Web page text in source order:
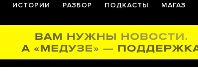
ИСТОРИИ РАЗБОР ПОДКАСТЫ МАГАЗ